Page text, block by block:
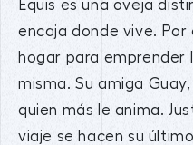
Equis es una oveja
encaja donde vive. Por
hogar para emprender
misma. Su amiga
quien más le anima.
viaje se hacen su